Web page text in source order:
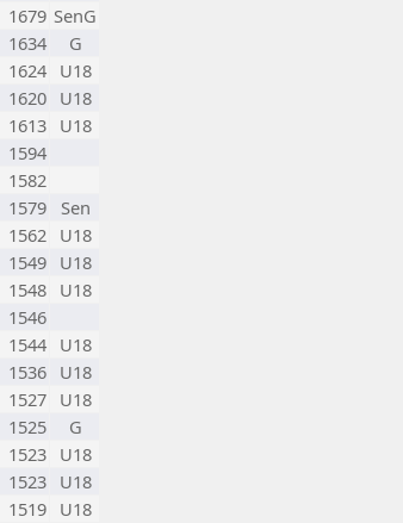
1679 SenG
1634
G
1624 U18
1620 U18
1613 U18
1594
1582
1579
Sen
1562 U18
1549 U18
1548 U18
1546
1544 U18
1536 U18
1527 U18
1525
G
1523 U18
1523 U18
1519 U18